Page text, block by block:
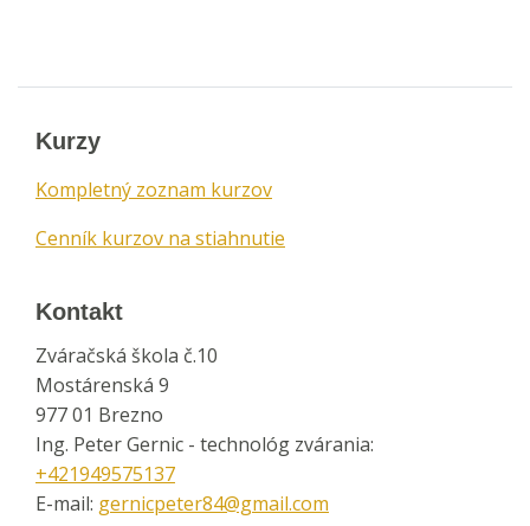
Kurzy
Kompletný zoznam kurzov
Cenník kurzov na stiahnutie
Kontakt
Zváračská škola č.10
Mostárenská 9
977 01 Brezno
Ing. Peter Gernic - technológ zvárania:
+421949575137
E-mail: gernicpeter84@gmail.com